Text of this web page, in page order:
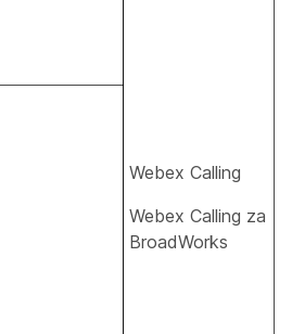
Webex Calling
Webex Calling za
BroadWorks